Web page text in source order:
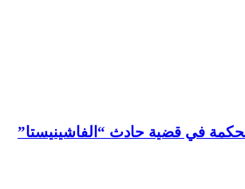
في قضية حادث “الفاشينيستا”